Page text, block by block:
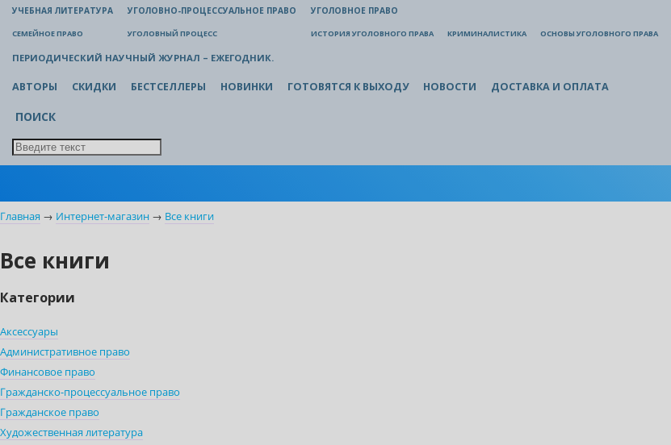
УЧЕБНАЯ ЛИТЕРАТУРА
СЕМЕЙНОЕ ПРАВО
УГОЛОВНО-ПРОЦЕССУАЛЬНОЕ ПРАВО
УГОЛОВНЫЙ ПРОЦЕСС
УГОЛОВНОЕ ПРАВО
ИСТОРИЯ УГОЛОВНОГО ПРАВА КРИМИНАЛИСТИКА ОСНОВЫ УГОЛОВНОГО ПРАВА
ПЕРИОДИЧЕСКИЙ НАУЧНЫЙ ЖУРНАЛ – ЕЖЕГОДНИК.
АВТОРЫ СКИДКИ БЕСТСЕЛЛЕРЫ НОВИНКИ ГОТОВЯТСЯ К ВЫХОДУ НОВОСТИ ДОСТАВКА И ОПЛАТА
ПОИСК
Главная → Интернет-магазин → Все книги
Все книги
Категории
Аксессуары
Административное право
Финансовое право
Гражданско-процессуальное право
Гражданское право
Художественная литература